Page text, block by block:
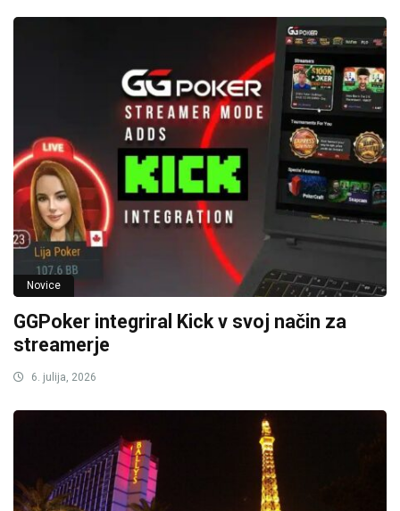
Novice
GGPoker integriral Kick v svoj način za
streamerje
6. julija, 2026